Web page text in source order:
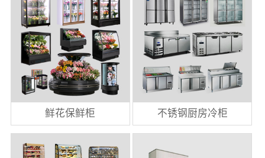
鲜花保鲜柜 不锈钢厨房冷柜